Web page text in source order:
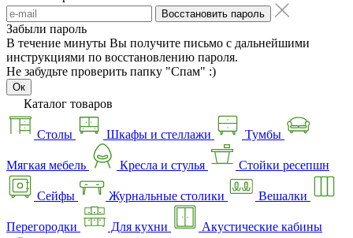
Восстановить пароль
Забыли пароль
В течение минуты Вы получите письмо с дальнейшими
инструкциями по восстановлению пароля.
Не забудьте проверить папку "Спам" :)
Ок
Каталог товаров
Столы Шкафы и стеллажи Тумбы
Мягкая мебель Кресла и стулья Стойки ресепшн
Сейфы Журнальные столики Вешалки
Перегородки Для кухни Акустические кабины